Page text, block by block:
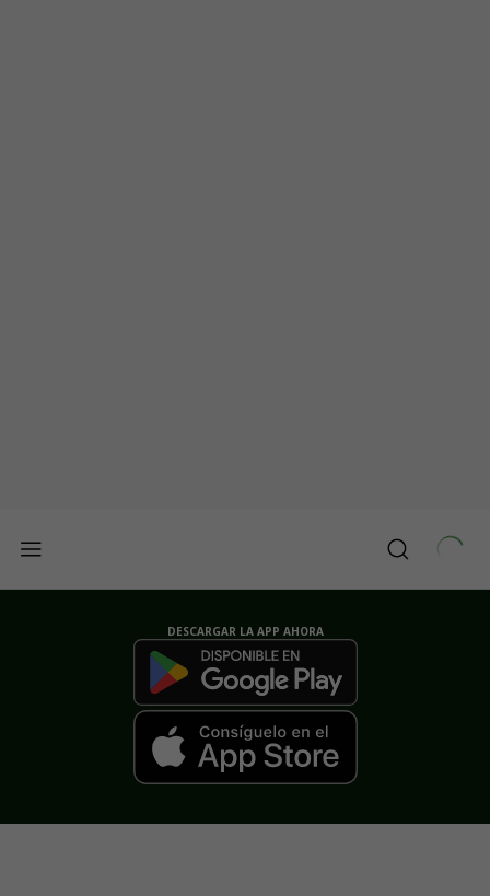
DESCARGAR LA APP AHORA